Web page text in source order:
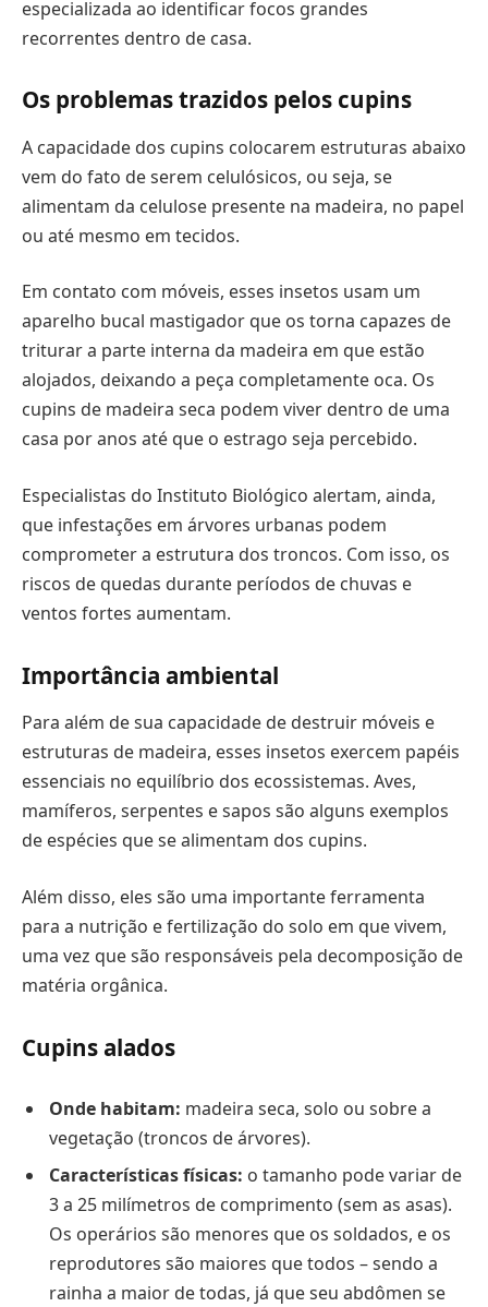
especializada ao identificar focos grandes
recorrentes dentro de casa.
Os problemas trazidos pelos cupins
A capacidade dos cupins colocarem estruturas abaixo
vem do fato de serem celulósicos, ou seja, se
alimentam da celulose presente na madeira, no papel
ou até mesmo em tecidos.
Em contato com móveis, esses insetos usam um
aparelho bucal mastigador que os torna capazes de
triturar a parte interna da madeira em que estão
alojados, deixando a peça completamente oca. Os
cupins de madeira seca podem viver dentro de uma
casa por anos até que o estrago seja percebido.
Especialistas do Instituto Biológico alertam, ainda,
que infestações em árvores urbanas podem
comprometer a estrutura dos troncos. Com isso, os
riscos de quedas durante períodos de chuvas e
ventos fortes aumentam.
Importância ambiental
Para além de sua capacidade de destruir móveis e
estruturas de madeira, esses insetos exercem papéis
essenciais no equilíbrio dos ecossistemas. Aves,
mamíferos, serpentes e sapos são alguns exemplos
de espécies que se alimentam dos cupins.
Além disso, eles são uma importante ferramenta
para a nutrição e fertilização do solo em que vivem,
uma vez que são responsáveis pela decomposição de
matéria orgânica.
Cupins alados
Onde habitam: madeira seca, solo ou sobre a
vegetação (troncos de árvores).
Características físicas: o tamanho pode variar de
3 a 25 milímetros de comprimento (sem as asas).
Os operários são menores que os soldados, e os
reprodutores são maiores que todos – sendo a
rainha a maior de todas, já que seu abdômen se